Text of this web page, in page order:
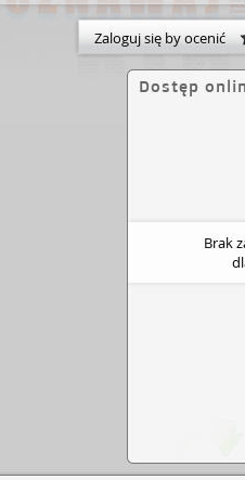
Zaloguj się by ocenić
Dostęp
Brak